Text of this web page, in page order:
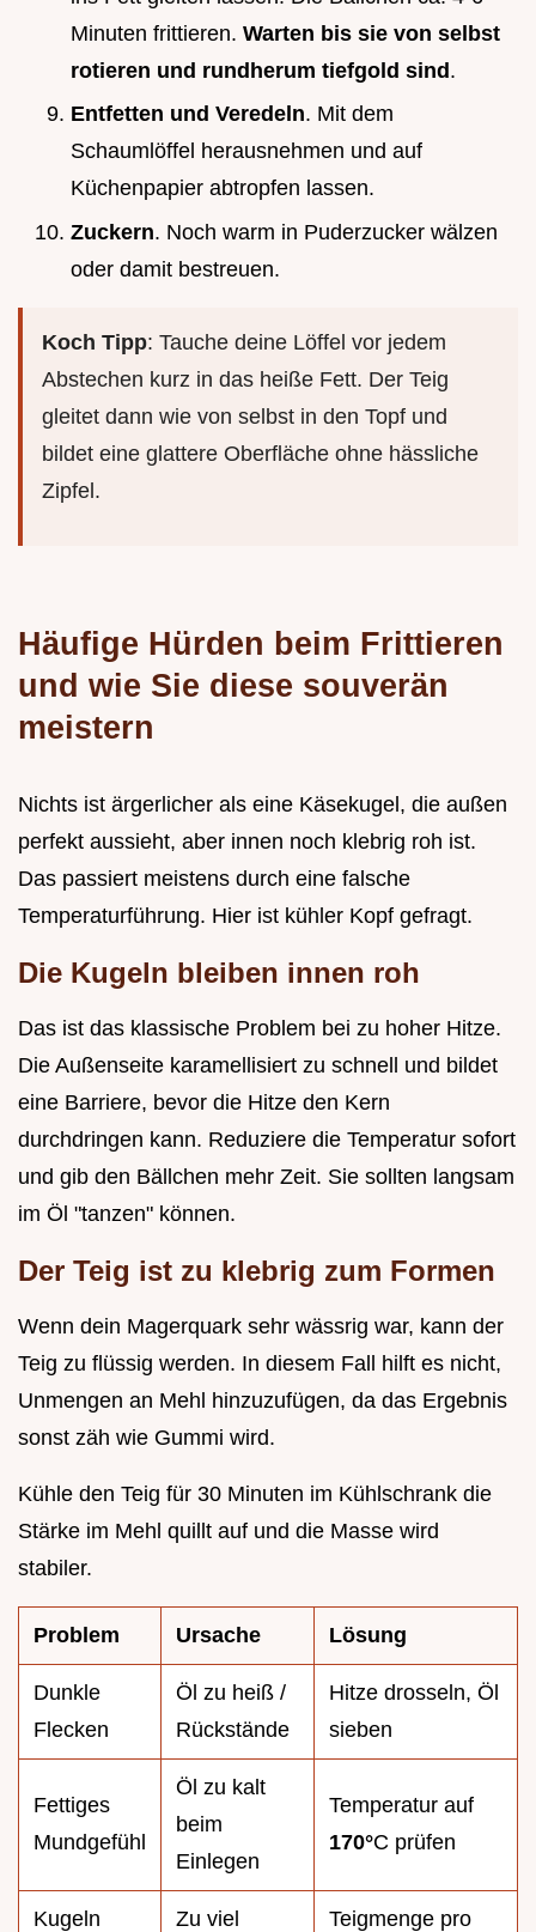
Minuten frittieren. Warten bis sie von selbst
rotieren und rundherum tiefgold sind.
Entfetten und Veredeln. Mit dem
Schaumlöffel herausnehmen und auf
Küchenpapier abtropfen lassen.
Zuckern. Noch warm in Puderzucker wälzen
oder damit bestreuen.
Koch Tipp: Tauche deine Löffel vor jedem
Abstechen kurz in das heiße Fett. Der Teig
gleitet dann wie von selbst in den Topf und
bildet eine glattere Oberfläche ohne hässliche
Zipfel.
Häufige Hürden beim Frittieren
und wie Sie diese souverän
meistern
Nichts ist ärgerlicher als eine Käsekugel, die außen
perfekt aussieht, aber innen noch klebrig roh ist.
Das passiert meistens durch eine falsche
Temperaturführung. Hier ist kühler Kopf gefragt.
Die Kugeln bleiben innen roh
Das ist das klassische Problem bei zu hoher Hitze.
Die Außenseite karamellisiert zu schnell und bildet
eine Barriere, bevor die Hitze den Kern
durchdringen kann. Reduziere die Temperatur sofort
und gib den Bällchen mehr Zeit. Sie sollten langsam
im Öl "tanzen" können.
Der Teig ist zu klebrig zum Formen
Wenn dein Magerquark sehr wässrig war, kann der
Teig zu flüssig werden. In diesem Fall hilft es nicht,
Unmengen an Mehl hinzuzufügen, da das Ergebnis
sonst zäh wie Gummi wird.
Kühle den Teig für 30 Minuten im Kühlschrank die
Stärke im Mehl quillt auf und die Masse wird
stabiler.
Problem Ursache Lösung
Dunkle
Flecken
Öl zu heiß /
Rückstände
Hitze drosseln, Öl
sieben
Fettiges
Mundgefühl
Öl zu kalt
beim
Einlegen
Temperatur auf
170°C prüfen
Kugeln
Zu viel
Teigmenge pro